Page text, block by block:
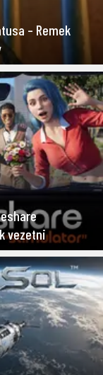
– Remek
vezetni